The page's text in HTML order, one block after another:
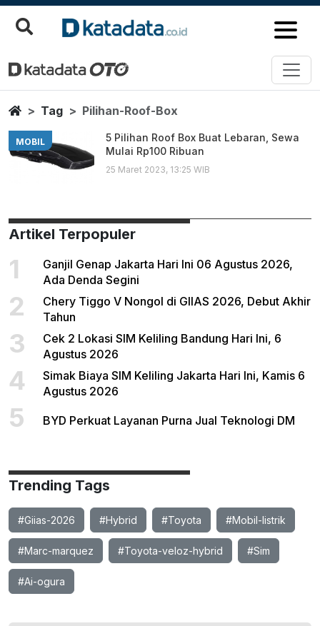
Pilihan Roof Box
Berita Terbaru
HomeTag Pilihan-Roof-Box
MOBIL
5 Pilihan Roof Box Buat Lebaran, Sewa
Mulai Rp100 Ribuan
25 Maret 2023, 13:25 WIB
Artikel Terpopuler
1
Ganjil Genap Jakarta Hari Ini 06 Agustus 2026,
Ada Denda Segini
2
Chery Tiggo V Nongol di GIIAS 2026, Debut Akhir
Tahun
3
Cek 2 Lokasi SIM Keliling Bandung Hari Ini, 6
Agustus 2026
4
Simak Biaya SIM Keliling Jakarta Hari Ini, Kamis 6
Agustus 2026
5 BYD Perkuat Layanan Purna Jual Teknologi DM
Trending Tags
#Giias-2026 #Hybrid #Toyota #Mobil-listrik
#Marc-marquez #Toyota-veloz-hybrid #Sim
#Ai-ogura